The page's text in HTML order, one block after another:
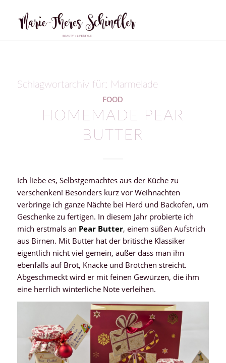
Schlagwortarchiv für: Marmelade
FOOD
HOMEMADE PEAR
BUTTER
Ich liebe es, Selbstgemachtes aus der Küche zu
verschenken! Besonders kurz vor Weihnachten
verbringe ich ganze Nächte bei Herd und Backofen, um
Geschenke zu fertigen. In diesem Jahr probierte ich
mich erstmals an Pear Butter, einem süßen Aufstrich
aus Birnen. Mit Butter hat der britische Klassiker
eigentlich nicht viel gemein, außer dass man ihn
ebenfalls auf Brot, Knäcke und Brötchen streicht.
Abgeschmeckt wird er mit feinen Gewürzen, die ihm
eine herrlich winterliche Note verleihen.